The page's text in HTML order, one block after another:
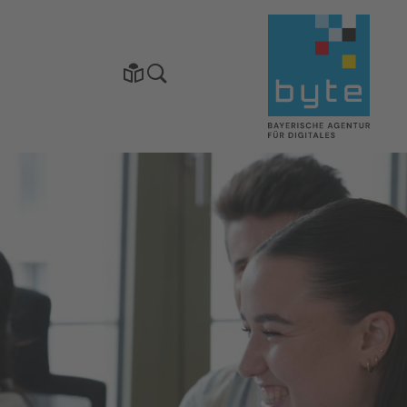
Startseite